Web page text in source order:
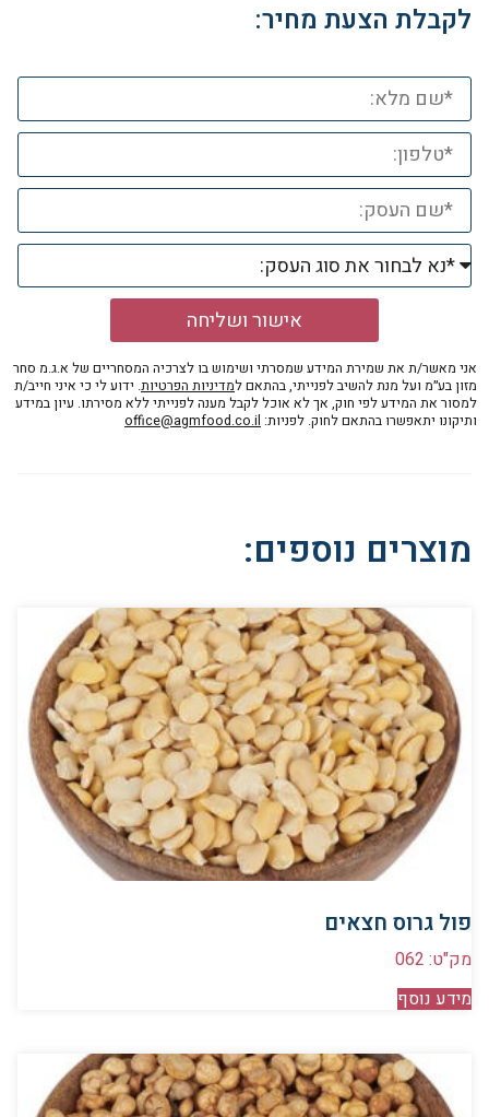
לקבלת הצעת מחיר:
אישור ושליחה
אני מאשר/ת את שמירת המידע שמסרתי ושימוש בו לצרכיה המסחריים של א.ג.מ סחר
מזון בע״מ ועל מנת להשיב לפנייתי, בהתאם למדיניות הפרטיות. ידוע לי כי איני חייב/ת
למסור את המידע לפי חוק, אך לא אוכל לקבל מענה לפנייתי ללא מסירתו. עיון במידע
ותיקונו יתאפשרו בהתאם לחוק. לפניות: office@agmfood.co.il
מוצרים נוספים:
פול גרוס חצאים
מק"ט: 062
מידע נוסף